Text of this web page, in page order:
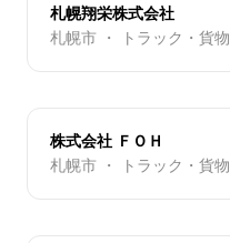
札幌翔栄株式会社
札幌市 ・ トラック・貨物
株式会社 ＦＯＨ
札幌市 ・ トラック・貨物